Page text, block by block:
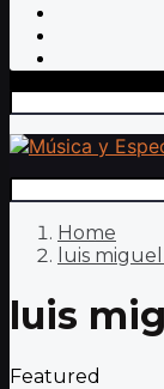
Home
luis
luis
Featured